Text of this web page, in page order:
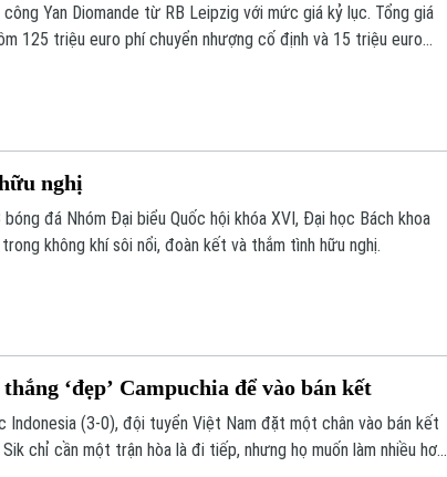
Yan Diomande từ RB Leipzig với mức giá kỷ lục. Tổng giá
125 triệu euro phí chuyển nhượng cố định và 15 triệu euro
nghị
đá Nhóm Đại biểu Quốc hội khóa XVI, Đại học Bách khoa
không khí sôi nổi, đoàn kết và thắm tình hữu nghị.
‘đẹp’ Campuchia để vào bán kết
(3-0), đội tuyển Việt Nam đặt một chân vào bán kết
chỉ cần một trận hòa là đi tiếp, nhưng họ muốn làm nhiều hơn